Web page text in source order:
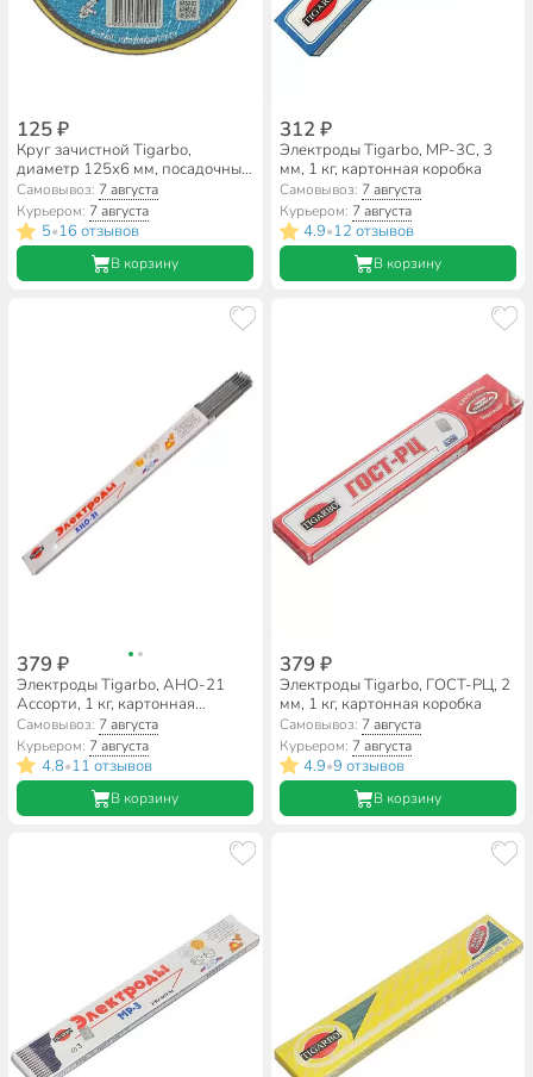
125 ₽
Круг зачистной Tigarbo,
диаметр 125х6 мм, посадочный
диаметр 22 мм, зернистость
F24, 14А
Самовывоз: 7 августа
Курьером: 7 августа
5•16 отзывов
В корзину
312 ₽
Электроды Tigarbo, MP-3C, 3
мм, 1 кг, картонная коробка
Самовывоз: 7 августа
Курьером: 7 августа
4.9•12 отзывов
В корзину
379 ₽
Электроды Tigarbo, AHO-21
Ассорти, 1 кг, картонная
коробка, 2, 2.5, 3 мм
Самовывоз: 7 августа
Курьером: 7 августа
4.8•11 отзывов
В корзину
379 ₽
Электроды Tigarbo, ГОСТ-РЦ, 2
мм, 1 кг, картонная коробка
Самовывоз: 7 августа
Курьером: 7 августа
4.9•9 отзывов
В корзину